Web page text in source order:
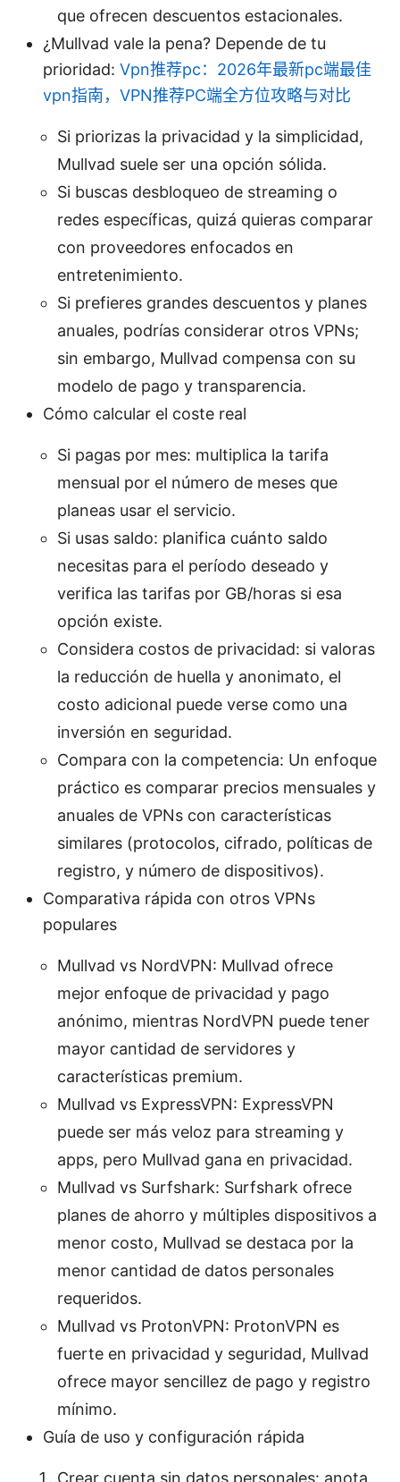
que ofrecen descuentos estacionales.
¿Mullvad vale la pena? Depende de tu
prioridad: Vpn推荐pc：2026年最新pc端最佳
vpn指南，VPN推荐PC端全方位攻略与对比
Si priorizas la privacidad y la simplicidad,
Mullvad suele ser una opción sólida.
Si buscas desbloqueo de streaming o
redes específicas, quizá quieras comparar
con proveedores enfocados en
entretenimiento.
Si prefieres grandes descuentos y planes
anuales, podrías considerar otros VPNs;
sin embargo, Mullvad compensa con su
modelo de pago y transparencia.
Cómo calcular el coste real
Si pagas por mes: multiplica la tarifa
mensual por el número de meses que
planeas usar el servicio.
Si usas saldo: planifica cuánto saldo
necesitas para el período deseado y
verifica las tarifas por GB/horas si esa
opción existe.
Considera costos de privacidad: si valoras
la reducción de huella y anonimato, el
costo adicional puede verse como una
inversión en seguridad.
Compara con la competencia: Un enfoque
práctico es comparar precios mensuales y
anuales de VPNs con características
similares (protocolos, cifrado, políticas de
registro, y número de dispositivos).
Comparativa rápida con otros VPNs
populares
Mullvad vs NordVPN: Mullvad ofrece
mejor enfoque de privacidad y pago
anónimo, mientras NordVPN puede tener
mayor cantidad de servidores y
características premium.
Mullvad vs ExpressVPN: ExpressVPN
puede ser más veloz para streaming y
apps, pero Mullvad gana en privacidad.
Mullvad vs Surfshark: Surfshark ofrece
planes de ahorro y múltiples dispositivos a
menor costo, Mullvad se destaca por la
menor cantidad de datos personales
requeridos.
Mullvad vs ProtonVPN: ProtonVPN es
fuerte en privacidad y seguridad, Mullvad
ofrece mayor sencillez de pago y registro
mínimo.
Guía de uso y configuración rápida
Crear cuenta sin datos personales: anota